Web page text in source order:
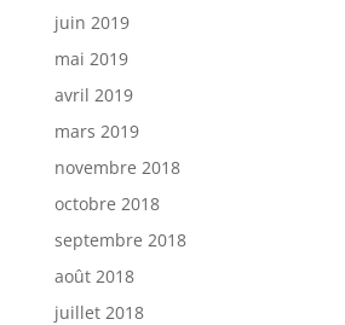
juin 2019
mai 2019
avril 2019
mars 2019
novembre 2018
octobre 2018
septembre 2018
août 2018
juillet 2018